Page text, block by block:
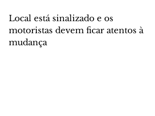
Local está sinalizado e os
motoristas devem ficar atentos à
mudança